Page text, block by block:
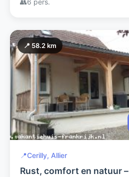
👥6 pers.
📍 58.2 km
📍Cerilly, Allier
Rust, comfort en natuur